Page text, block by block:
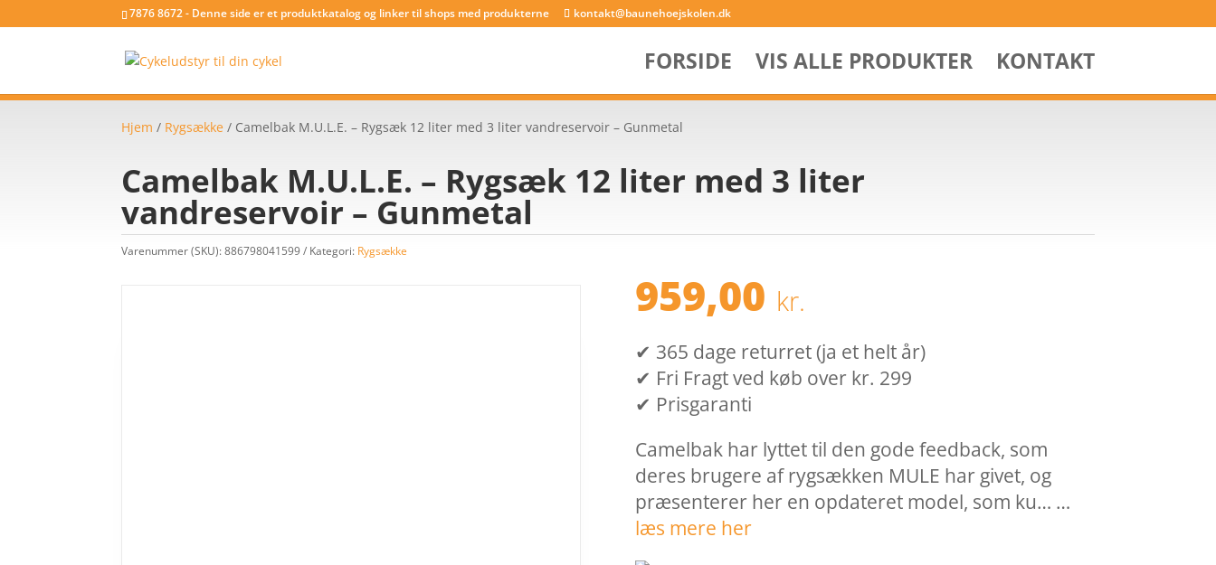
7876 8672 - Denne side er et produktkatalog og linker til shops med produkterne kontakt@baunehoejskolen.dk
FORSIDE VIS ALLE PRODUKTER KONTAKT
Hjem / Rygsække / Camelbak M.U.L.E. – Rygsæk 12 liter med 3 liter vandreservoir – Gunmetal
Camelbak M.U.L.E. – Rygsæk 12 liter med 3 liter
vandreservoir – Gunmetal
Varenummer (SKU):886798041599 Kategori: Rygsække
959,00 kr.
✔ 365 dage returret (ja et helt år)
✔ Fri Fragt ved køb over kr. 299
✔ Prisgaranti
Camelbak har lyttet til den gode feedback, som
deres brugere af rygsækken MULE har givet, og
præsenterer her en opdateret model, som ku… …
læs mere her